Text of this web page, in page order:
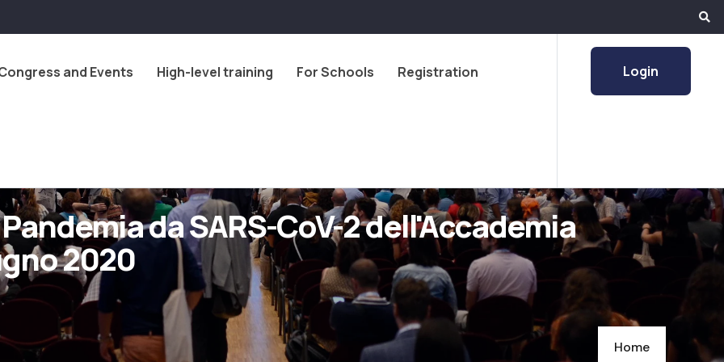
and Events High-level training For Schools Registration Login
da SARS-CoV-2 dell'Accademia
2020
Home